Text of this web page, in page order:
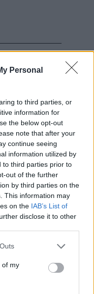
Personal
to third parties, or
information for
the below opt-out
note that after your
continue seeing
information utilized by
to third parties prior to
out of the further
by third parties on the
This information may
on the IAB’s List of
disclose it to other
of my
καταλύτες
τα εκτιμώμενα
EBITDA €1,166
2027 και €1,174
κέρδη ανά
€4,22 το 2026,
το 2028, ενώ το
στα €1,92,
η Metlen
EV/EBITDA 7,75
φορές για το
προς κέρδη
και 9,27 φορές